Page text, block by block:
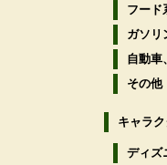
フード
ガソリ
自動車
その他
キャラ
ディズ